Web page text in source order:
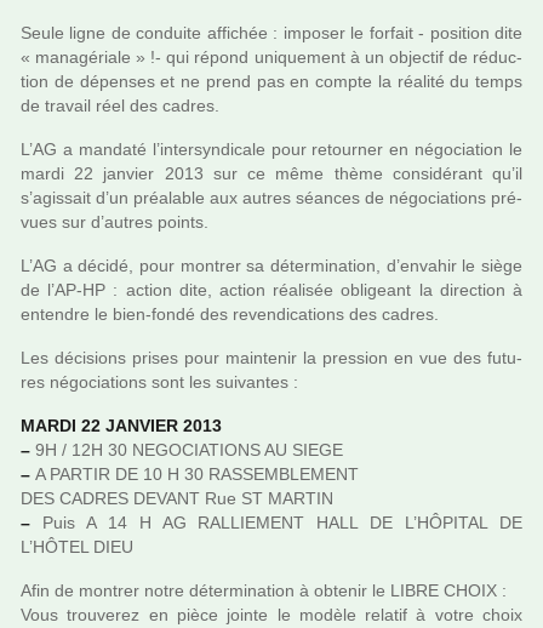
Seule ligne de conduite affi­chée : impo­ser le for­fait - posi­tion dite
« mana­gé­riale » !- qui répond uni­que­ment à un objec­tif de réduc­
tion de dépen­ses et ne prend pas en compte la réa­lité du temps
de tra­vail réel des cadres.
L’AG a man­daté l’inter­syn­di­cale pour retour­ner en négo­cia­tion le
mardi 22 jan­vier 2013 sur ce même thème consi­dé­rant qu’il
s’agis­sait d’un préa­la­ble aux autres séan­ces de négo­cia­tions pré­
vues sur d’autres points.
L’AG a décidé, pour mon­trer sa déter­mi­na­tion, d’enva­hir le siège
de l’AP-HP : action dite, action réa­li­sée obli­geant la direc­tion à
enten­dre le bien-fondé des reven­di­ca­tions des cadres.
Les déci­sions prises pour main­te­nir la pres­sion en vue des futu­
res négo­cia­tions sont les sui­van­tes :
MARDI 22 JANVIER 2013
– 9H / 12H 30 NEGOCIATIONS AU SIEGE
– A PARTIR DE 10 H 30 RASSEMBLEMENT
DES CADRES DEVANT Rue ST MARTIN
– Puis A 14 H AG RALLIEMENT HALL DE L’HÔPITAL DE
L’HÔTEL DIEU
Afin de mon­trer notre déter­mi­na­tion à obte­nir le LIBRE CHOIX :
Vous trou­ve­rez en pièce jointe le modèle rela­tif à votre choix